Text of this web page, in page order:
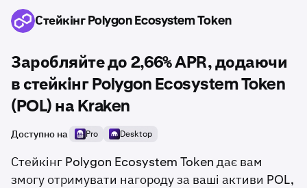
POL Стейкінг Polygon Ecosystem Token
Заробляйте до 2,66% APR, додаючи
в стейкінг Polygon Ecosystem Token
(POL) на Kraken
Доступно на Pro Desktop
Стейкінг Polygon Ecosystem Token дає вам
змогу отримувати нагороду за ваші активи POL,